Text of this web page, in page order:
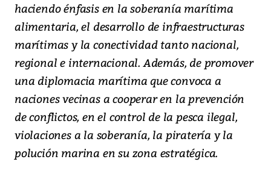
haciendo énfasis en la soberanía marítima
alimentaria, el desarrollo de infraestructuras
marítimas y la conectividad tanto nacional,
regional e internacional. Además, de promover
una diplomacia marítima que convoca a
naciones vecinas a cooperar en la prevención
de conflictos, en el control de la pesca ilegal,
violaciones a la soberanía, la piratería y la
polución marina en su zona estratégica.